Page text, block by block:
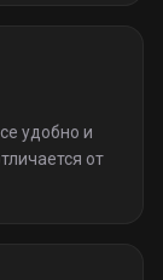
удобно и
от